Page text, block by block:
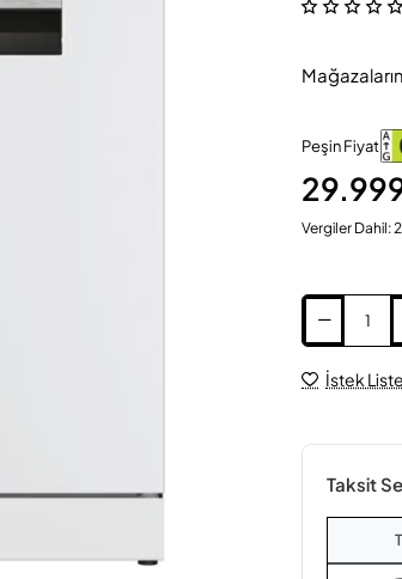
Peşin Fiyat
Vergiler Dahil:
İstek
Taksit